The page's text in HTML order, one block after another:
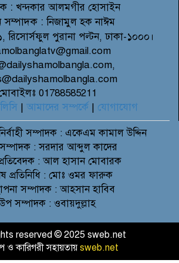
: খন্দকার আলমগীর হোসাইন
সম্পাদক : নিজামুল হক নাঈম
রিসোর্সফুল পুরানা পল্টন, ঢাকা-১০০০।
01788585211
| আমাদের সম্পর্কে | যোগাযোগ
সম্পাদক : একেএম কামাল উদ্দিন
সম্পাদক : সরদার আব্দুল কাদের
: আল হাসান মোবারক
প্রতিনিধি : মোঃ ওমর ফারুক
সম্পাদক : আহসান হাবিব
উপ সম্পাদক : ওবায়দুল্লাহ
reserved © 2025 sweb.net
ও কারিগরী সহায়তায়sweb.net